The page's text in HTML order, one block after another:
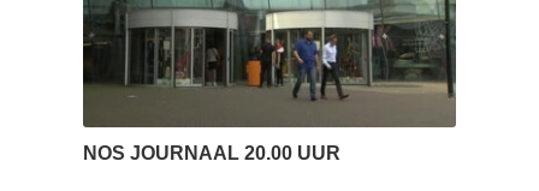
NOS JOURNAAL 20.00 UUR